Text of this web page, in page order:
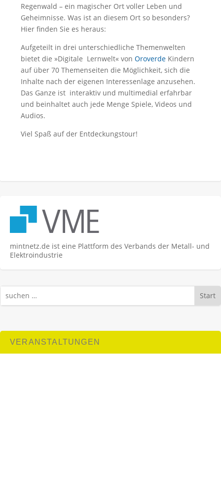
Regenwald – ein magischer Ort voller Leben und
Geheimnisse. Was ist an diesem Ort so besonders?
Hier finden Sie es heraus:
Aufgeteilt in drei unterschiedliche Themenwelten
bietet die »Digitale Lernwelt« von Oroverde Kindern
auf über 70 Themenseiten die Möglichkeit, sich die
Inhalte nach der eigenen Interessenlage anzusehen.
Das Ganze ist interaktiv und multimedial erfahrbar
und beinhaltet auch jede Menge Spiele, Videos und
Audios.
Viel Spaß auf der Entdeckungstour!
mintnetz.de ist eine Plattform des Verbands der Metall- und
Elektroindustrie
Start
VERANSTALTUNGEN